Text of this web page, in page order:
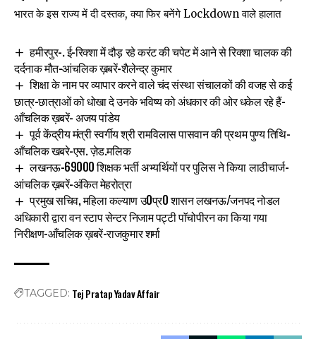
भारत के इस राज्य में दी दस्तक, क्या फिर बनेंगे Lockdown वाले हालात
हमीरपुर-. ई-रिक्शा में दौड़ रहे करंट की चपेट में आने से रिक्शा चालक की
दर्दनाक मौत-आंचलिक ख़बरें-शैलेन्द्र कुमार
शिक्षा के नाम पर व्यापार करने वाले चंद संस्था संचालकों की वजह से कई
छात्र-छात्राओं को धोखा दे उनके भविष्य को अंधकार की ओर धकेल रहे हैं-
आँचलिक ख़बरें- अजय पांडेय
पूर्व केंद्रीय मंत्री स्वर्गीय श्री रामविलास पासवान की प्रथम पुण्य तिथि-
आँचलिक खबरे-एस. ज़ेड.मलिक
लखनऊ-69000 शिक्षक भर्ती अभ्यर्थियों पर पुलिस ने किया लाठीचार्ज-
आंचलिक ख़बरें-अंकित मेहरोत्रा
प्रमुख सचिव, महिला कल्याण उ0प्र0 शासन लखनऊ/जनपद नोडल
अधिकारी द्वारा वन स्टाप सेन्टर निजाम पट्टी पाॅचोपीरन का किया गया
निरीक्षण-आँचलिक ख़बरें-राजकुमार शर्मा
TAGGED: Tej Pratap Yadav Affair